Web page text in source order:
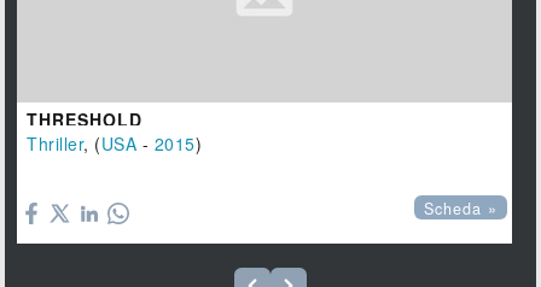
THRESHOLD
Thriller, (USA - 2015)
Scheda »